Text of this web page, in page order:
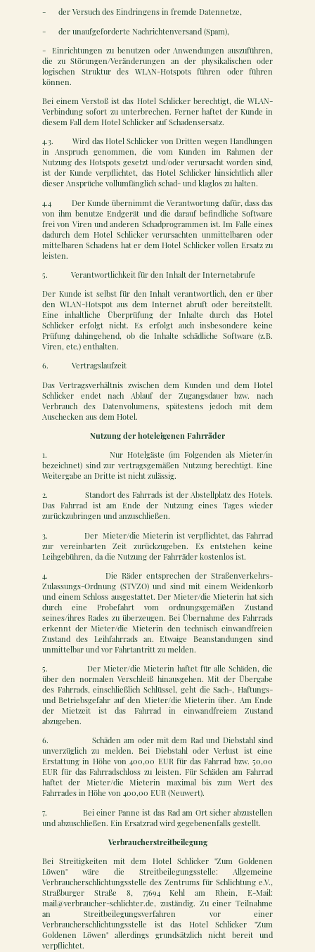
- der Versuch des Eindringens in fremde Datennetze,
- der unaufgeforderte Nachrichtenversand (Spam),
- Einrichtungen zu benutzen oder Anwendungen auszuführen,
die zu Störungen/Veränderungen an der physikalischen oder
logischen Struktur des WLAN-Hotspots führen oder führen
können.
Bei einem Verstoß ist das Hotel Schlicker berechtigt, die WLAN-
Verbindung sofort zu unterbrechen. Ferner haftet der Kunde in
diesem Fall dem Hotel Schlicker auf Schadensersatz.
4.3. Wird das Hotel Schlicker von Dritten wegen Handlungen
in Anspruch genommen, die vom Kunden im Rahmen der
Nutzung des Hotspots gesetzt und/oder verursacht worden sind,
ist der Kunde verpflichtet, das Hotel Schlicker hinsichtlich aller
dieser Ansprüche vollumfänglich schad- und klaglos zu halten.
4.4 Der Kunde übernimmt die Verantwortung dafür, dass das
von ihm benutze Endgerät und die darauf befindliche Software
frei von Viren und anderen Schadprogrammen ist. Im Falle eines
dadurch dem Hotel Schlicker verursachten unmittelbaren oder
mittelbaren Schadens hat er dem Hotel Schlicker vollen Ersatz zu
leisten.
5. Verantwortlichkeit für den Inhalt der Internetabrufe
Der Kunde ist selbst für den Inhalt verantwortlich, den er über
den WLAN-Hotspot aus dem Internet abruft oder bereitstellt.
Eine inhaltliche Überprüfung der Inhalte durch das Hotel
Schlicker erfolgt nicht. Es erfolgt auch insbesondere keine
Prüfung dahingehend, ob die Inhalte schädliche Software (z.B.
Viren, etc.) enthalten.
6. Vertragslaufzeit
Das Vertragsverhältnis zwischen dem Kunden und dem Hotel
Schlicker endet nach Ablauf der Zugangsdauer bzw. nach
Verbrauch des Datenvolumens, spätestens jedoch mit dem
Auschecken aus dem Hotel.
Nutzung der hoteleigenen Fahrräder
1. Nur Hotelgäste (im Folgenden als Mieter/in
bezeichnet) sind zur vertragsgemäßen Nutzung berechtigt. Eine
Weitergabe an Dritte ist nicht zulässig.
2. Standort des Fahrrads ist der Abstellplatz des Hotels.
Das Fahrrad ist am Ende der Nutzung eines Tages wieder
zurückzubringen und anzuschließen.
3. Der Mieter/die Mieterin ist verpflichtet, das Fahrrad
zur vereinbarten Zeit zurückzugeben. Es entstehen keine
Leihgebühren, da die Nutzung der Fahrräder kostenlos ist.
4. Die Räder entsprechen der Straßenverkehrs-
Zulassungs-Ordnung (STVZO) und sind mit einem Weidenkorb
und einem Schloss ausgestattet. Der Mieter/die Mieterin hat sich
durch eine Probefahrt vom ordnungsgemäßen Zustand
seines/ihres Rades zu überzeugen. Bei Übernahme des Fahrrads
erkennt der Mieter/die Mieterin den technisch einwandfreien
Zustand des Leihfahrrads an. Etwaige Beanstandungen sind
unmittelbar und vor Fahrtantritt zu melden.
5. Der Mieter/die Mieterin haftet für alle Schäden, die
über den normalen Verschleiß hinausgehen. Mit der Übergabe
des Fahrrads, einschließlich Schlüssel, geht die Sach-, Haftungs-
und Betriebsgefahr auf den Mieter/die Mieterin über. Am Ende
der Mietzeit ist das Fahrrad in einwandfreiem Zustand
abzugeben.
6. Schäden am oder mit dem Rad und Diebstahl sind
unverzüglich zu melden. Bei Diebstahl oder Verlust ist eine
Erstattung in Höhe von 400,00 EUR für das Fahrrad bzw. 50,00
EUR für das Fahrradschloss zu leisten. Für Schäden am Fahrrad
haftet der Mieter/die Mieterin maximal bis zum Wert des
Fahrrades in Höhe von 400,00 EUR (Neuwert).
7. Bei einer Panne ist das Rad am Ort sicher abzustellen
und abzuschließen. Ein Ersatzrad wird gegebenenfalls gestellt.
Verbraucherstreitbeilegung
Bei Streitigkeiten mit dem Hotel Schlicker "Zum Goldenen
Löwen" wäre die Streitbeilegungsstelle: Allgemeine
Verbraucherschlichtungsstelle des Zentrums für Schlichtung e.V.,
Straßburger Straße 8, 77694 Kehl am Rhein, E-Mail:
mail@verbraucher-schlichter.de, zuständig. Zu einer Teilnahme
an Streitbeilegungsverfahren vor einer
Verbraucherschlichtungsstelle ist das Hotel Schlicker "Zum
Goldenen Löwen" allerdings grundsätzlich nicht bereit und
verpflichtet.